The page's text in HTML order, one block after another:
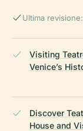
Ultima
Visiting
Venice’s
Discover
House and